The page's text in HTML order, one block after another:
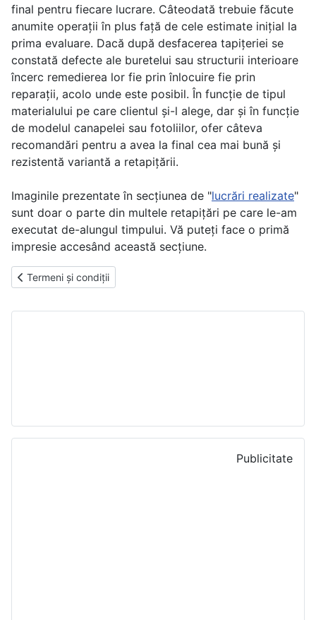
final pentru fiecare lucrare. Câteodată trebuie făcute
anumite operații în plus față de cele estimate inițial la
prima evaluare. Dacă după desfacerea tapițeriei se
constată defecte ale buretelui sau structurii interioare
încerc remedierea lor fie prin înlocuire fie prin
reparații, acolo unde este posibil. În funcție de tipul
materialului pe care clientul și-l alege, dar și în funcție
de modelul canapelei sau fotoliilor, ofer câteva
recomandări pentru a avea la final cea mai bună și
rezistentă variantă a retapițării.
Imaginile prezentate în secțiunea de "lucrări realizate"
sunt doar o parte din multele retapițări pe care le-am
executat de-alungul timpului. Vă puteți face o primă
impresie accesând această secțiune.
Previous article: Termeni și condiții
Termeni și condiții
Publicitate